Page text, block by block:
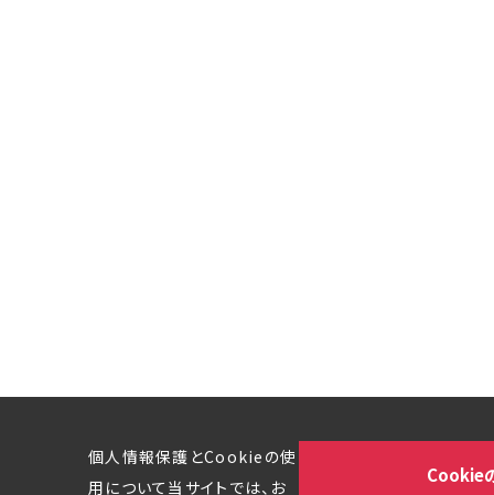
個人情報保護とCookieの使
用について当サイトでは、お
Cookie